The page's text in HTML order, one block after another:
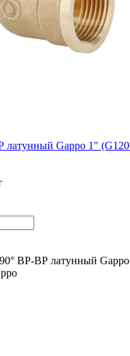
латунный Gappo 1"
ВР-ВР латунный